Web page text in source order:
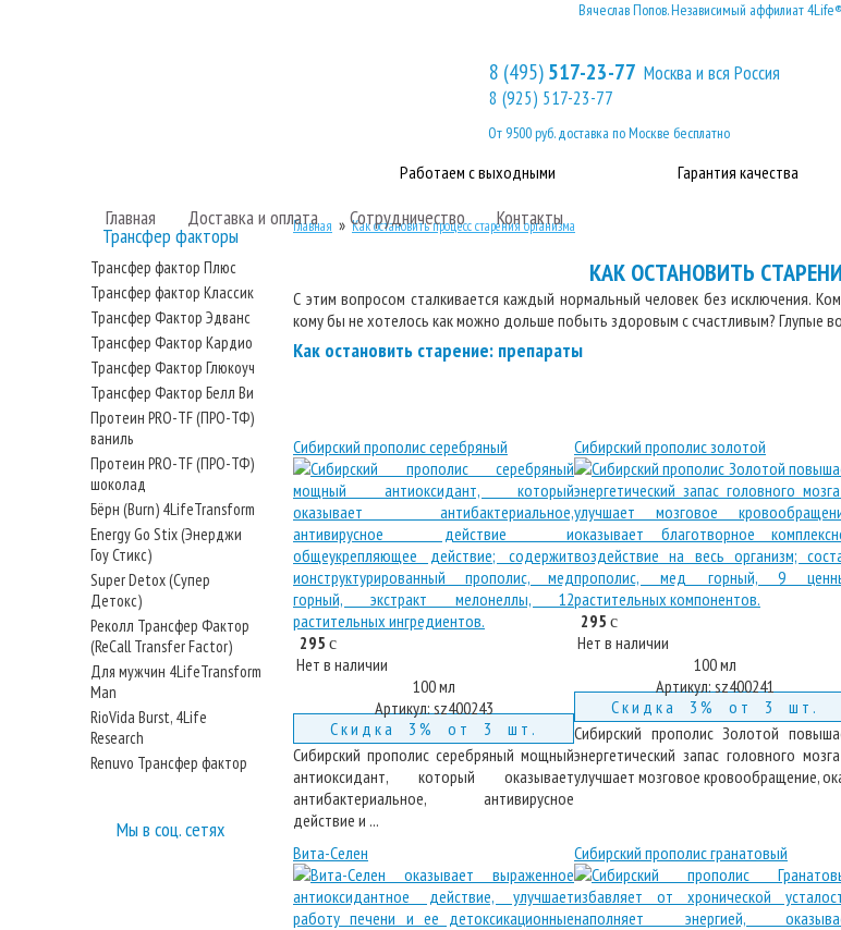
Главная Доставка и оплата Сотрудничество Контакты
Работаем с выходными Гарантия качества
8 (495)517-23-77 Москва и вся Россия
8 (925) 517-23-77
От 9500 руб. доставка по Москве бесплатно
Вячеслав Попов. Независимый аффилиат 4Life®
Трансфер факторы
Трансфер фактор Плюс
Трансфер фактор Классик
Трансфер Фактор Эдванс
Трансфер Фактор Кардио
Трансфер Фактор Глюкоуч
Трансфер Фактор Белл Ви
Протеин PRO-TF (ПРО-ТФ)
ваниль
Протеин PRO-TF (ПРО-ТФ)
шоколад
Бёрн (Burn) 4LifeTransform
Energy Go Stix (Энерджи
Гоу Стикс)
Super Detox (Супер
Детокс)
Реколл Трансфер Фактор
(ReCall Transfer Factor)
Для мужчин 4LifeTransform
Man
RioVida Burst, 4Life
Research
Renuvo Трансфер фактор
Мы в соц. сетях
Главная »Как остановить процесс старения организма
КАК ОСТАНОВИТЬ
С этим вопросом сталкивается каждый нормальный человек без исключения.
кому бы не хотелось как можно дольше побыть здоровым с счастливым? Глупые
Как остановить старение: препараты
Сибирский прополис серебряный
295 c
Нет в наличии
100 мл
Артикул:sz400243
Скидка 3% от 3 шт.
Сибирский прополис серебряный мощный
антиоксидант, который оказывает
антибактериальное, антивирусное
действие и ...
Сибирский прополис золотой
295 c
Нет в наличии
100 мл
Артикул:sz400241
Скидка 3% от 3 шт.
Сибирский прополис Золотой
энергетический запас головного
улучшает мозговое кровообращение,
Вита-Селен
Сибирский прополис гранатовый